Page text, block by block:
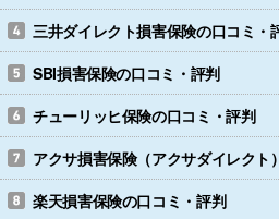
三井ダイレクト損害保険の口コミ・
SBI損害保険の口コミ・評判
チューリッヒ保険の口コミ・評判
アクサ損害保険（アクサダイレクト）
楽天損害保険の口コミ・評判